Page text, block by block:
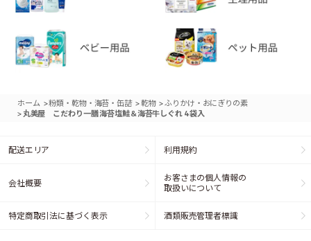
ホーム >粉類・乾物・海苔・缶詰 >乾物 >ふりかけ・おにぎりの素
> 丸美屋 こだわり一膳 海苔塩鮭＆海苔牛しぐれ 4袋入
配送エリア 利用規約
会社概要
お客さまの個人情報の
取扱いについて
特定商取引法に基づく表示 酒類販売管理者標識